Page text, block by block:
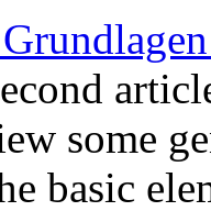
some
basic